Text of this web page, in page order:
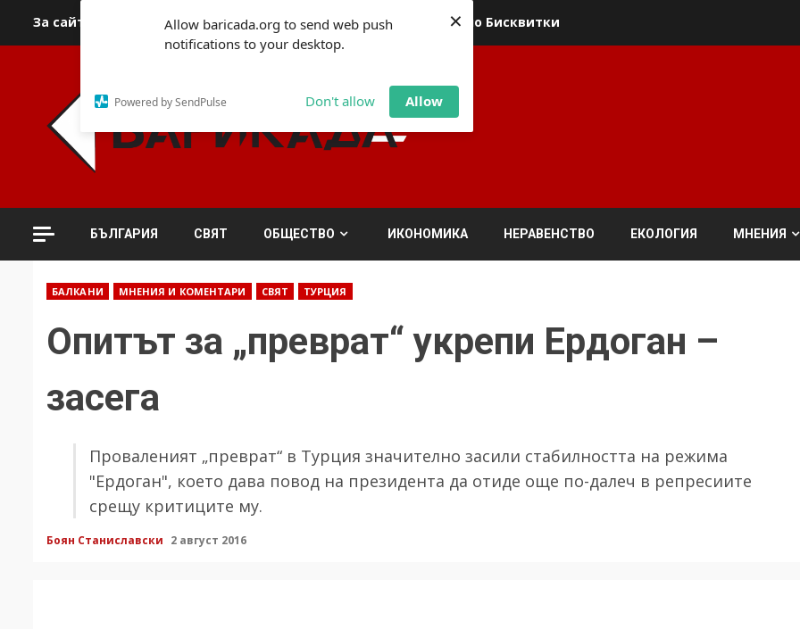
Allow baricada.org to send web push
notifications to your desktop.
Powered by SendPulse Don't allow Allow
×
За сайта За контакти За реклама Политика относно Бисквитки
БЪЛГАРИЯ СВЯТ ОБЩЕСТВО ИКОНОМИКА НЕРАВЕНСТВО ЕКОЛОГИЯ МНЕНИЯ
БАЛКАНИ МНЕНИЯ И КОМЕНТАРИ СВЯТ ТУРЦИЯ
Опитът за „преврат“ укрепи Ердоган –
засега
Проваленият „преврат“ в Турция значително засили стабилността на режима
"Ердоган", което дава повод на президента да отиде още по-далеч в репресиите
срещу критиците му.
Боян Станиславски 2 август 2016